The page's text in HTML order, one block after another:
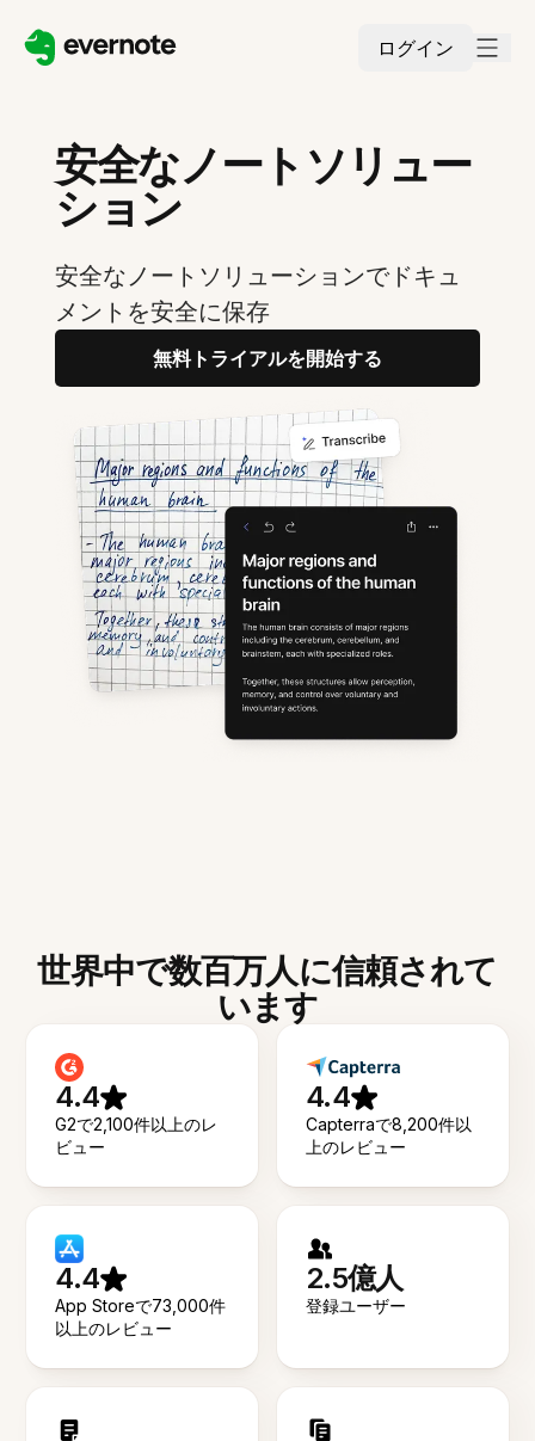
ログイン
安全なノートソリュー
ション
安全なノートソリューションでドキュ
メントを安全に保存
無料トライアルを開始する
世界中で数百万人に信頼されて
います
4.4
G2で2,100件以上のレ
ビュー
4.4
Capterraで8,200件以
上のレビュー
4.4
App Storeで73,000件
以上のレビュー
2.5億人
登録ユーザー